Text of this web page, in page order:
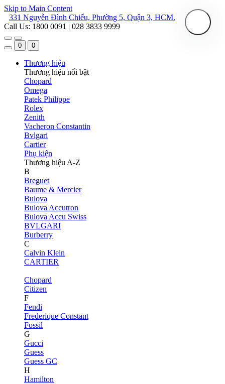
Skip to Main Content
331 Nguyễn Đình Chiểu, Phường 5, Quận 3, HCM.
Call Us: 1800 0091 | 028 3833 9999
0 0
Thương hiệu
Thương hiệu nổi bật
Chopard
Omega
Patek Philippe
Rolex
Zenith
Vacheron Constantin
Bvlgari
Cartier
Phụ kiện
Thương hiệu A-Z
B
Breguet
Baume & Mercier
Bulova
Bulova Accutron
Bulova Accu Swiss
BVLGARI
Burberry
C
Calvin Klein
CARTIER
Chopard
Citizen
F
Fendi
Frederique Constant
Fossil
G
Gucci
Guess
Guess GC
H
Hamilton